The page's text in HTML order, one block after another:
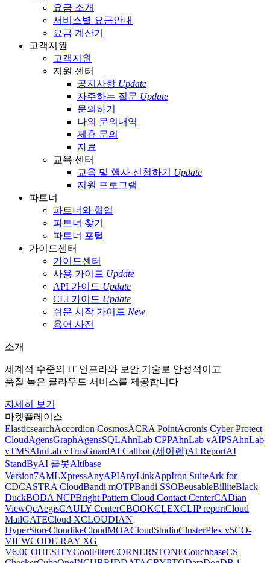
요금 소개
서비스별 요금안내
요금 계산기
고객지원
고객지원
지원 센터
공지사항 Update
자주하는 질문 Update
문의하기
나의 문의내역
제휴 문의
자료
교육 센터
교육 및 행사 신청하기 Update
지원 프로그램
파트너
파트너와 협업
파트너 찾기
파트너 포털
가이드센터
가이드센터
사용 가이드 Update
API 가이드 Update
CLI 가이드 Update
쉬운 시작 가이드 New
용어 사전
소개
세계적 수준의 IT 인프라와 보안 기술로 안정적이고
품질 높은 클라우드 서비스를 제공합니다
자세히 보기
마켓플레이스
ElasticsearchAccordion CosmosACRA PointAcronis Cyber Protect
CloudAgensGraphAgensSQLAhnLab CPPAhnLab vAIPSAhnLab
vTMSAhnLab vTrusGuardAI Callbot (세이렌)AI ReportAI
StandByAI 콜봇Altibase
Version7AMLXpressAnyAPIAnyLinkAppIron SuiteArk for
CDCASTRA CloudBandi mOTPBandi SSOBeusableBilliteBlack
DuckBODA NCPBright Pattern Cloud Contact CenterCADian
ViewQcAegisCAULY CenterCBOOKCLEXCLIP reportCloud
MailGATECloud XCLOUDIAN
HyperStoreCloudikeCloudMOACloudStudioClusterPlex v5CO-
VIEWCODE-RAY XG
V6.0COHESITYCoolFilterCORNERSTONECouchbaseCS